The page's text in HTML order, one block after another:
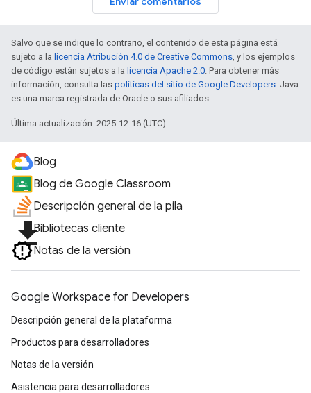
Salvo que se indique lo contrario, el contenido de esta página está
sujeto a la licencia Atribución 4.0 de Creative Commons, y los ejemplos
de código están sujetos a la licencia Apache 2.0. Para obtener más
información, consulta las políticas del sitio de Google Developers. Java
es una marca registrada de Oracle o sus afiliados.
Última actualización: 2025-12-16 (UTC)
Blog
Blog de Google Classroom
Descripción general de la pila
file_downloadBibliotecas cliente
Notas de la versión
Google Workspace for Developers
Descripción general de la plataforma
Productos para desarrolladores
Notas de la versión
Asistencia para desarrolladores